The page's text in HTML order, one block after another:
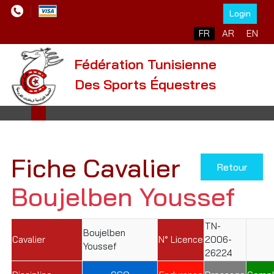
Login
Sélectionnez votre
FR AR EN
Fédération Tunisienne
Des Sports Équestres
Retour
Fiche Cavalier
Boujelben Youssef
Cavalier
Boujelben
Youssef
N° Licence
TN-
2006-
26224